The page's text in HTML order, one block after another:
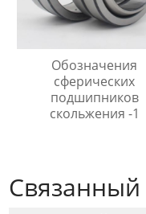
Обозначения
сферических
подшипников
скольжения -1
Связанный